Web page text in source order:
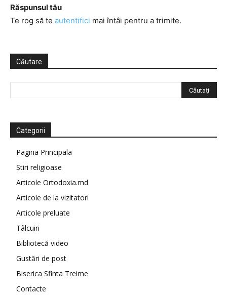
Răspunsul tău
Te rog să te autentifici mai întâi pentru a trimite.
Căutare
Categorii
Pagina Principala
Știri religioase
Articole Ortodoxia.md
Articole de la vizitatori
Articole preluate
Tâlcuiri
Bibliotecă video
Gustări de post
Biserica Sfinta Treime
Contacte